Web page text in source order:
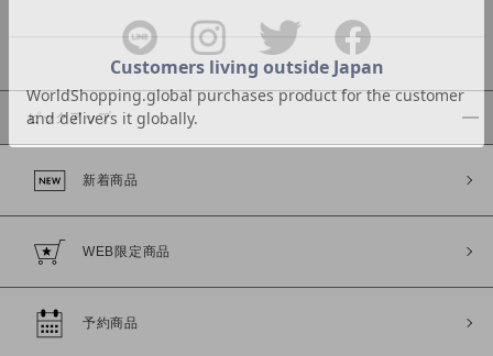
価格
～
商品タイプ
ピックアップ
新着商品
WEB限定商品
予約商品